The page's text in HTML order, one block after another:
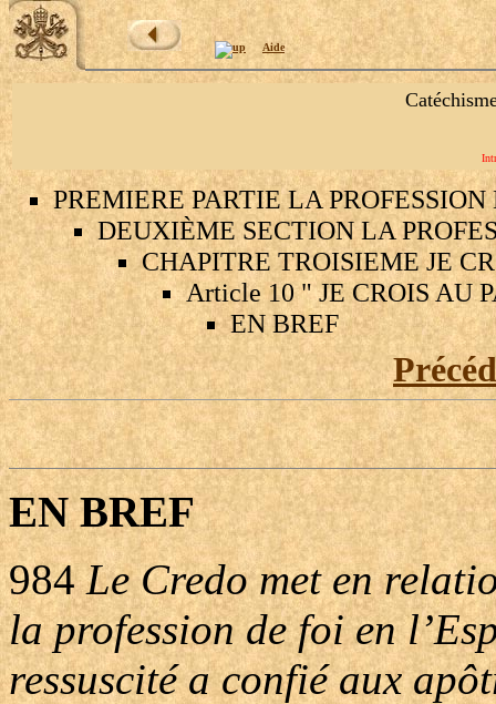
Aide
PREMIERE PARTIE LA
DEUXIÈME SECTION LA
CHAPITRE TROISIEME JE
Article 10 " JE CROIS AU
EN BREF
EN BREF
984Le Credo met en
la profession de foi en
ressuscité a confié aux